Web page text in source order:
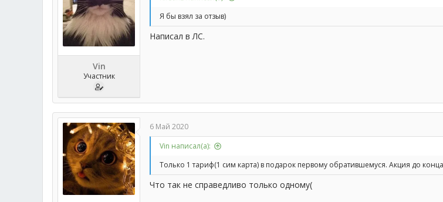
Vin
Участник
Я бы взял за отзыв)
Написал в ЛС.
6 Май 2020
Vin написал(а):
Только 1 тариф(1 сим карта) в подарок первому обратившемуся. Акция до
Что так не справедливо только одному(